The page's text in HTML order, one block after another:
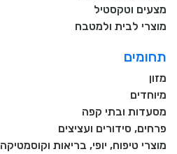
מצעים וטקסטיל
מוצרי לבית ולמטבח
תחומים
מזון
מיוחדים
מסעדות ובתי קפה
פרחים, סידורים ועציצים
מוצרי טיפוח, יופי, בריאות וקוסמטיקה